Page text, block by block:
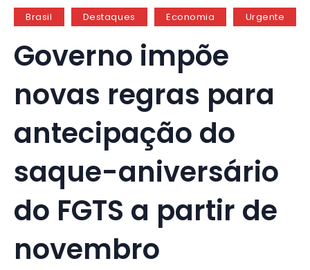
Brasil Destaques Economia Urgente
Governo impõe
novas regras para
antecipação do
saque-aniversário
do FGTS a partir de
novembro